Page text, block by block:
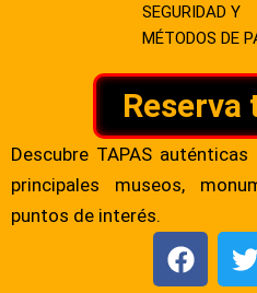
SEGURIDAD Y
MÉTODOS DE
Reserva
Descubre TAPAS
principales museos,
puntos de interés.
F
a
w